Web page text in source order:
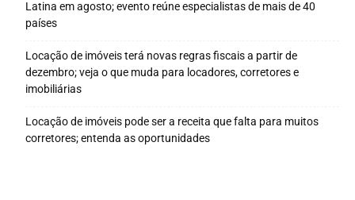
Latina em agosto; evento reúne especialistas de mais de 40
países
Locação de imóveis terá novas regras fiscais a partir de
dezembro; veja o que muda para locadores, corretores e
imobiliárias
Locação de imóveis pode ser a receita que falta para muitos
corretores; entenda as oportunidades